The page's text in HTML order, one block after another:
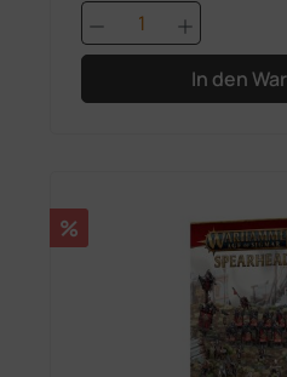
Produkt
In den
Rabatt
%